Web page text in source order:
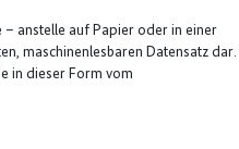
– anstelle auf Papier oder in einer
maschinenlesbaren Datensatz dar.
in dieser Form vom